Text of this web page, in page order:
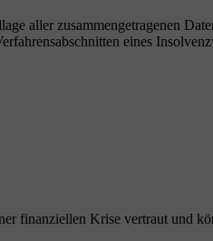
aller zusammengetragenen
eines
finanziellen Krise vertraut und